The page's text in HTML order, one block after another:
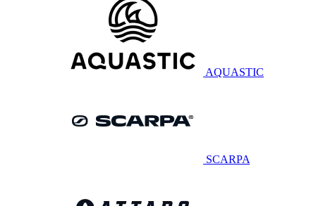
AQUASTIC
SCARPA